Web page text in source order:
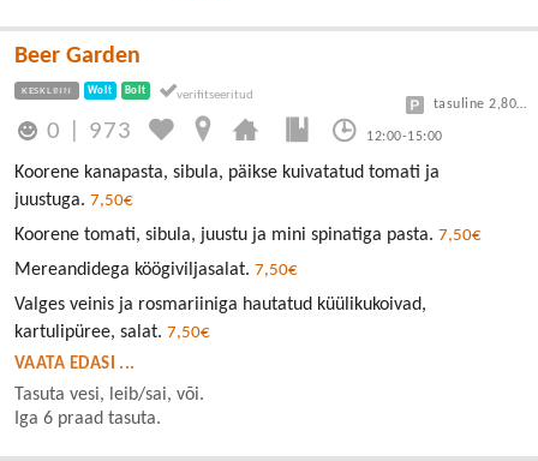
Beer Garden
KESKLINN Wolt Bolt
0 973 12:00-15:00
tasuline 2,80/30min
Koorene kanapasta, sibula, päikse kuivatatud tomati ja
juustuga. 7,50€
Koorene tomati, sibula, juustu ja mini spinatiga pasta. 7,50€
Mereandidega köögiviljasalat. 7,50€
Valges veinis ja rosmariiniga hautatud küülikukoivad,
kartulipüree, salat. 7,50€
VAATA EDASI ...
Tasuta vesi, leib/sai, või.
Iga 6 praad tasuta.